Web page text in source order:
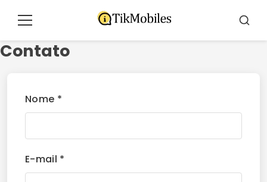
para
conteúdo
Menu
Contato
Nome *
E-mail *